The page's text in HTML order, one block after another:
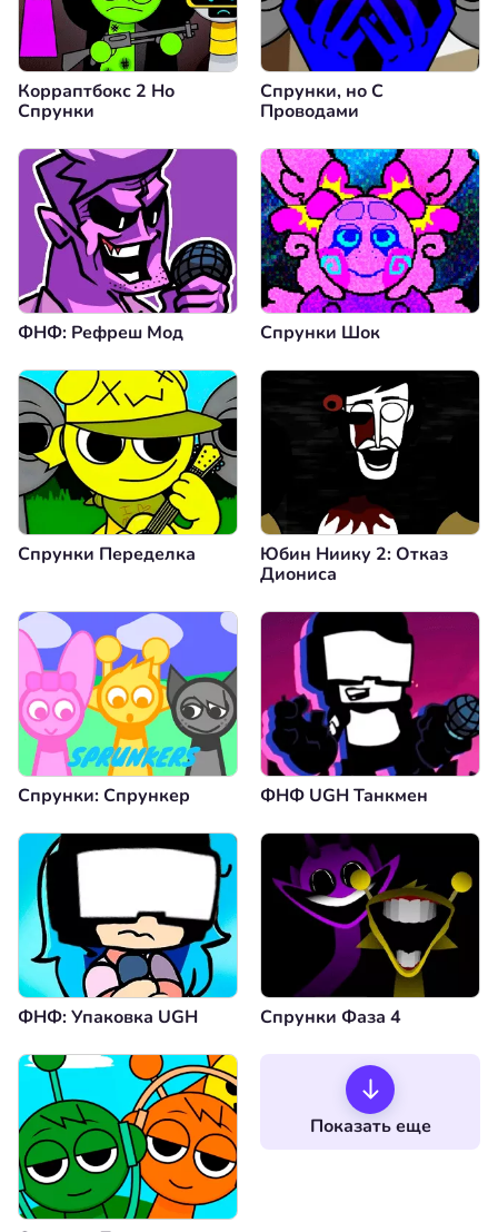
Корраптбокс 2 Но
Спрунки
Спрунки, но С
Проводами
ФНФ: Рефреш Мод Спрунки Шок
Спрунки Переделка
Юбин Ниику 2: Отказ
Диониса
Спрунки: Спрункер ФНФ UGH Танкмен
ФНФ: Упаковка UGH Спрунки Фаза 4
Показать еще